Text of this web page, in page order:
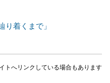
り着くまで」
トへリンクしている場合もあります